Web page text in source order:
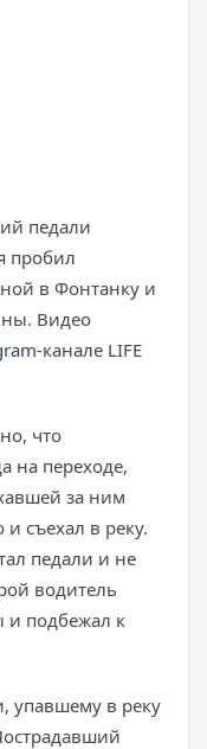
педали
пробил
в Фонтанку и
Видео
-канале LIFE
что
на переходе,
за ним
съехал в реку.
педали и не
водитель
и подбежал к
упавшему в реку